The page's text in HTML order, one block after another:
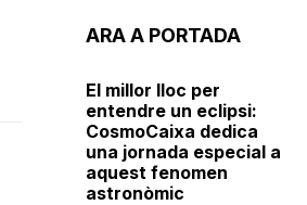
ARA A PORTADA
El millor lloc per
entendre un eclipsi:
CosmoCaixa dedica
una jornada especial a
aquest fenomen
astronòmic